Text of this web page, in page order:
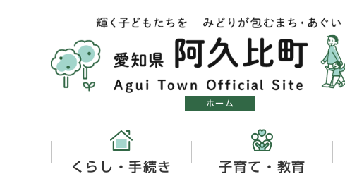
ホーム
くらし・手続き 子育て・教育